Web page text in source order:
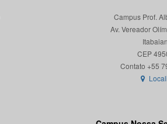
Campus Prof.
Av. Vereador
CEP